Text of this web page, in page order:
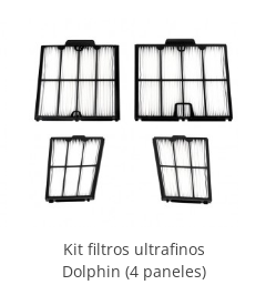
Kit filtros ultrafinos
Dolphin (4 paneles)